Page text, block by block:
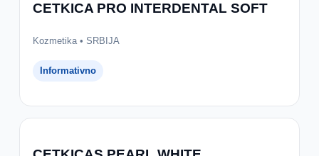
CETKICA PRO INTERDENTAL SOFT
Kozmetika • SRBIJA
Informativno